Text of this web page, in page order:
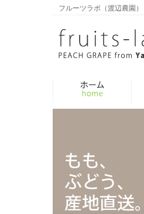
フルーツラボ（渡辺農園